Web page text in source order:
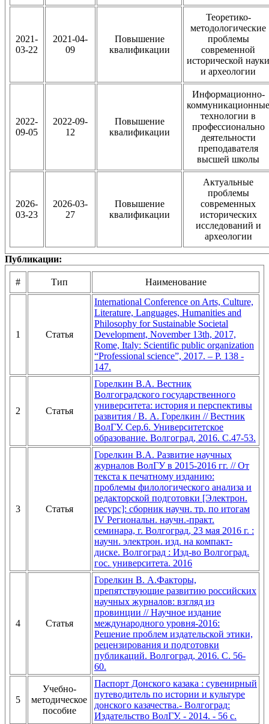
2021-
03-22
2021-04-
09
Повышение
квалификации
Теоретико-
методологические
проблемы
современной
исторической науки
и археологии
2022-
09-05
2022-09-
12
Повышение
квалификации
Информационно-
коммуникационные
технологии в
профессионально
деятельности
преподавателя
высшей школы
2026-
03-23
2026-03-
27
Повышение
квалификации
Актуальные
проблемы
современных
исторических
исследований и
археологии
Публикации:
# Тип Наименование
1 Статья
International Conference on Arts, Culture,
Literature, Languages, Humanities and
Philosophy for Sustainable Societal
Development, November 13th, 2017,
Rome, Italy: Scientific public organization
“Professional science”, 2017. – Р. 138 -
147.
2 Статья
Горелкин В.А. Вестник
Волгоградского государственного
университета: история и перспективы
развития / В. А. Горелкин // Вестник
ВолГУ. Сер.6. Университетское
образование. Волгоград, 2016. С.47-53.
3 Статья
Горелкин В.А. Развитие научных
журналов ВолГУ в 2015-2016 гг. // От
текста к печатному изданию:
проблемы филологического анализа и
редакторской подготовки [Электрон.
ресурс]: сборник научн. тр. по итогам
IV Региональн. научн.-практ.
семинара, г. Волгоград, 23 мая 2016 г. :
научн. электрон. изд. на компакт-
диске. Волгоград : Изд-во Волгоград.
гос. университета. 2016
4 Статья
Горелкин В. А.Факторы,
препятствующие развитию российских
научных журналов: взгляд из
провинции // Научное издание
международного уровня-2016:
Решение проблем издательской этики,
рецензирования и подготовки
публикаций. Волгоград, 2016. С. 56-
60.
5
Учебно-
методическое
пособие
Паспорт Донского казака : сувенирный
путеводитель по истории и культуре
донского казачества.- Волгоград:
Издательство ВолГУ. - 2014. - 56 с.